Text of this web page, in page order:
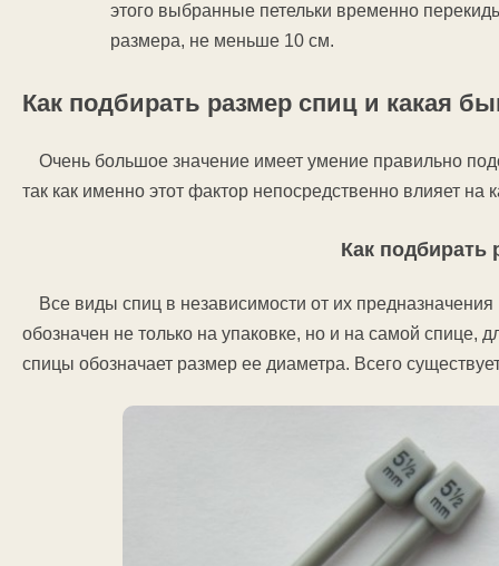
этого выбранные петельки временно
размера, не меньше 10 см.
Как подбирать размер спиц и какая
Очень большое значение имеет умение правильно
так как именно этот фактор непосредственно влияет на
Как подбирать
Все виды спиц в независимости от их
обозначен не только на упаковке, но и на самой спице,
спицы обозначает размер ее диаметра. Всего